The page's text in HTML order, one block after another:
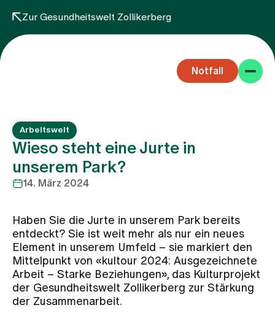
Zur Gesundheitswelt Zollikerberg
Notfall
Fachbereiche
Aufenthalt
Team
Zuweisende
Arbeitswelt
Wieso steht eine Jurte in
unserem Park?
14. März 2024
Haben Sie die Jurte in unserem Park bereits
entdeckt? Sie ist weit mehr als nur ein neues
Element in unserem Umfeld – sie markiert den
Mittelpunkt von «kultour 2024: Ausgezeichnete
Arbeit – Starke Beziehungen», das Kulturprojekt
der Gesundheitswelt Zollikerberg zur Stärkung
der Zusammenarbeit.